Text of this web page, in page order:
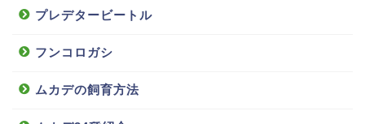
プレデタービートル
フンコロガシ
ムカデの飼育方法